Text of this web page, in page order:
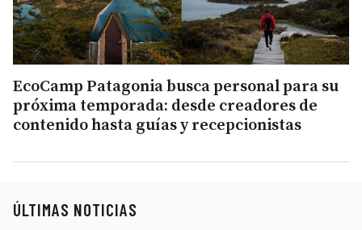
EcoCamp Patagonia busca personal para su
próxima temporada: desde creadores de
contenido hasta guías y recepcionistas
ÚLTIMAS NOTICIAS